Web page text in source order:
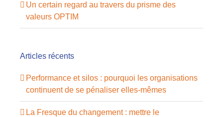
Un certain regard au travers du prisme des
valeurs OPTIM
Articles récents
Performance et silos : pourquoi les organisations
continuent de se pénaliser elles-mêmes
La Fresque du changement : mettre le